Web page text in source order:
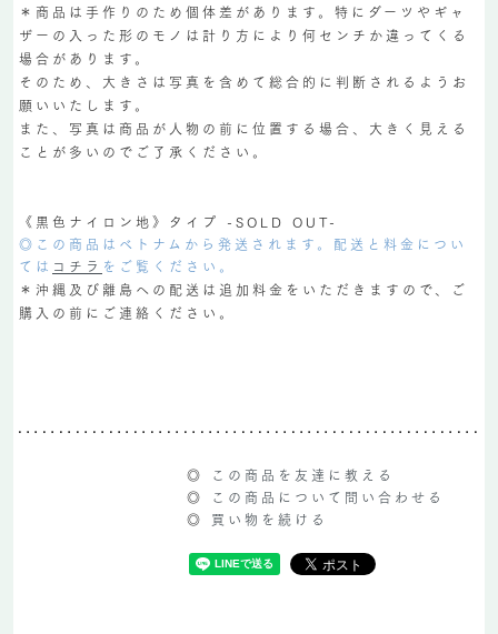
＊商品は手作りのため個体差があります。特にダーツやギャ
ザーの入った形のモノは計り方により何センチか違ってくる
場合があります。
そのため、大きさは写真を含めて総合的に判断されるようお
願いいたします。
また、写真は商品が人物の前に位置する場合、大きく見える
ことが多いのでご了承ください。
《黒色ナイロン地》タイプ -SOLD OUT-
◎この商品はベトナムから発送されます。配送と料金につい
ては コチラ をご覧ください。
＊沖縄及び離島への配送は追加料金をいただきますので、ご
購入の前にご連絡ください。
◎
この商品を友達に教える
◎
この商品について問い合わせる
◎ 買い物を続ける